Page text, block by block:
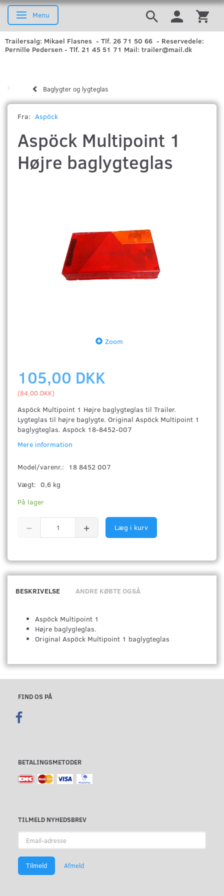
Skifte navigation
Menu
Trailersalg: Mikael Flasnes - Tlf. 26 71 50 66 - Reservedele:
Pernille Pedersen - Tlf. 21 45 51 71 Mail: trailer@mail.dk
Baglygter og lygteglas
Fra: Aspöck
Aspöck Multipoint 1
Højre baglygteglas
Zoom
105,00 DKK
(84,00 DKK)
Aspöck Multipoint 1 Højre baglygteglas til Trailer.
Lygteglas til højre baglygte. Original Aspöck Multipoint 1
baglygteglas. Aspöck 18-8452-007
Mere information
Model/varenr.:
18 8452 007
Vægt: 0,6 kg
På lager
Læg i kurv
BESKRIVELSE ANDRE KØBTE OGSÅ
Aspöck Multipoint 1
Højre baglygleglas.
Original Aspöck Multipoint 1 baglygteglas
FIND OS PÅ
BETALINGSMETODER
TILMELD NYHEDSBREV
adresse
Tilmeld Afmeld